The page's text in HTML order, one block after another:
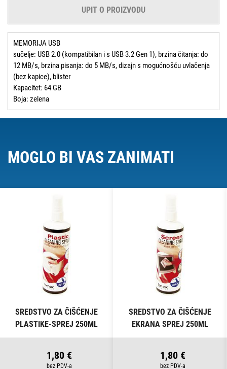
UPIT O PROIZVODU
MEMORIJA USB
sučelje: USB 2.0 (kompatibilan i s USB 3.2 Gen 1), brzina čitanja: do
12 MB/s, brzina pisanja: do 5 MB/s, dizajn s mogućnošću uvlačenja
(bez kapice), blister
Kapacitet: 64 GB
Boja: zelena
MOGLO BI VAS ZANIMATI
SREDSTVO ZA ČIŠĆENJE
PLASTIKE-SPREJ 250ML
FORNAX
1,80 €
SREDSTVO ZA ČIŠĆENJE
EKRANA SPREJ 250ML
FORNAX
1,80 €